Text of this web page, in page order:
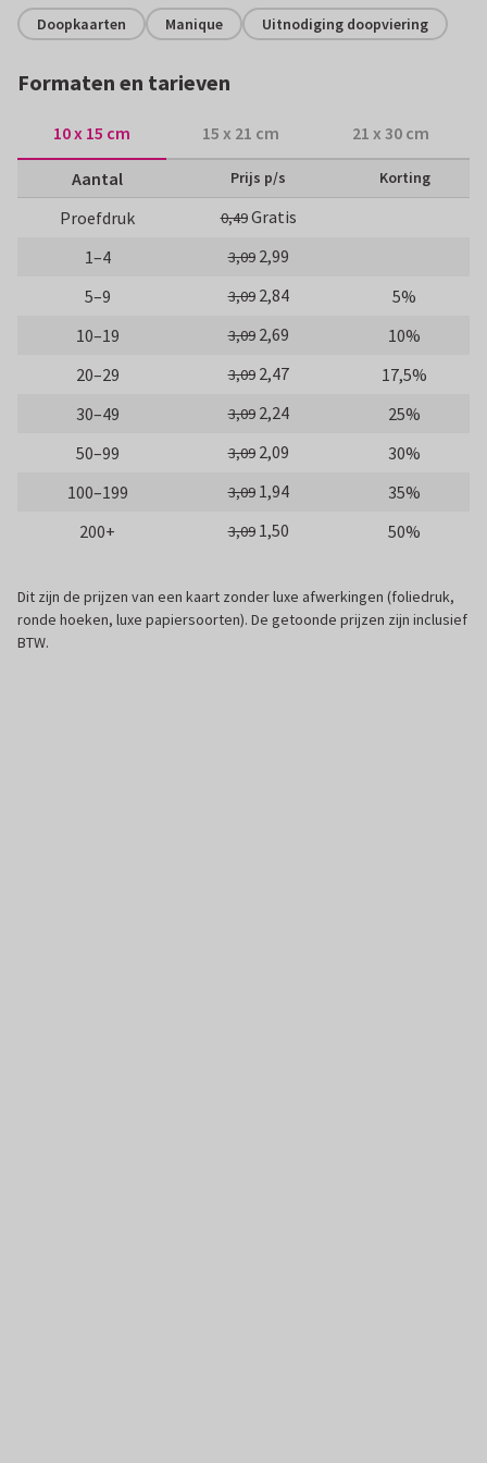
Doopkaarten Manique Uitnodiging doopviering
Formaten en tarieven
10 x 15 cm 15 x 21 cm 21 x 30 cm
Aantal Prijs p/s Korting
Proefdruk 0,49Gratis
1–4
3,09 2,99
5–9
3,09 2,84
5%
10–19
3,09 2,69
10%
20–29
3,09 2,47
17,5%
30–49
3,09 2,24
25%
50–99
3,09 2,09
30%
100–199
3,09 1,94
35%
200+
3,09 1,50 50%
Dit zijn de prijzen van een kaart zonder luxe afwerkingen (foliedruk,
ronde hoeken, luxe papiersoorten). De getoonde prijzen zijn inclusief
BTW.